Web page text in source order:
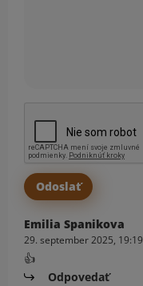
Emilia Spanikova
29. september 2025, 19:19
👍
Odpovedať